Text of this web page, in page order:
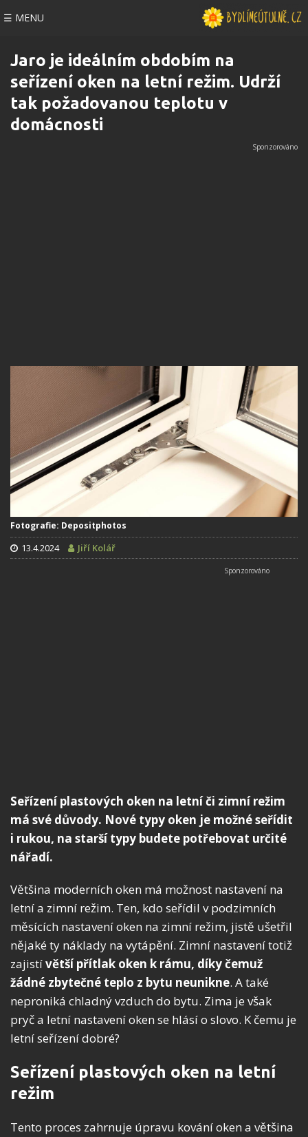
☰ MENU
Jaro je ideálním obdobím na
seřízení oken na letní režim. Udrží
tak požadovanou teplotu v
domácnosti
Fotografie: Depositphotos
13.4.2024 Jiří Kolář
Seřízení plastových oken na letní či zimní režim
má své důvody. Nové typy oken je možné seřídit
i rukou, na starší typy budete potřebovat určité
nářadí.
Většina moderních oken má možnost nastavení na
letní a zimní režim. Ten, kdo seřídil v podzimních
měsících nastavení oken na zimní režim, jistě ušetřil
nějaké ty náklady na vytápění. Zimní nastavení totiž
zajistívětší přítlak oken k rámu, díky čemuž
žádné zbytečné teplo z bytu neunikne. A také
neproniká chladný vzduch do bytu. Zima je však
pryč a letní nastavení oken se hlásí o slovo. K čemu je
letní seřízení dobré?
Seřízení plastových oken na letní
režim
Tento proces zahrnuje úpravu kování oken a většina